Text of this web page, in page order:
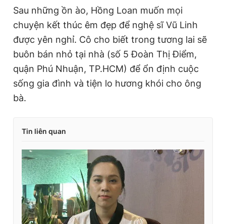
Sau những ồn ào, Hồng Loan muốn mọi
chuyện kết thúc êm đẹp để nghệ sĩ Vũ Linh
được yên nghỉ. Cô cho biết trong tương lai sẽ
buôn bán nhỏ tại nhà (số 5 Đoàn Thị Điểm,
quận Phú Nhuận, TP.HCM) để ổn định cuộc
sống gia đình và tiện lo hương khói cho ông
bà.
Tin liên quan